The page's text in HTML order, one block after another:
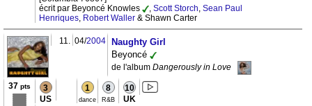
écrit par Beyoncé Knowles
, Scott Storch, Sean Paul
Henriques, Robert Waller & Shawn Carter
11. 04/2004
Naughty Girl
Beyoncé
de l'album Dangerously in Love
37 pts 3
US
1
dance
8
R&B
10
UK